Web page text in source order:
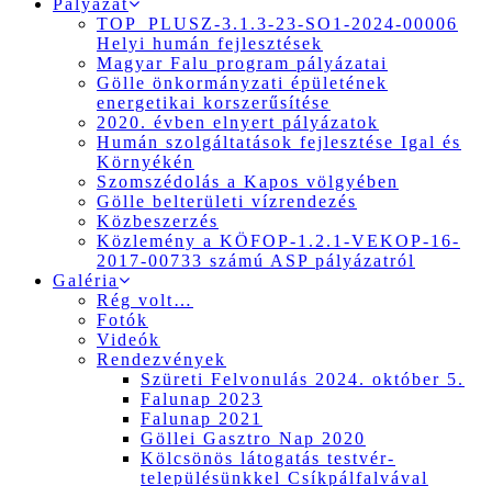
Pályázat
TOP_PLUSZ-3.1.3-23-SO1-2024-00006
Helyi humán fejlesztések
Magyar Falu program pályázatai
Gölle önkormányzati épületének
energetikai korszerűsítése
2020. évben elnyert pályázatok
Humán szolgáltatások fejlesztése Igal és
Környékén
Szomszédolás a Kapos völgyében
Gölle belterületi vízrendezés
Közbeszerzés
Közlemény a KÖFOP-1.2.1-VEKOP-16-
2017-00733 számú ASP pályázatról
Galéria
Rég volt…
Fotók
Videók
Rendezvények
Szüreti Felvonulás 2024. október 5.
Falunap 2023
Falunap 2021
Göllei Gasztro Nap 2020
Kölcsönös látogatás testvér-
településünkkel Csíkpálfalvával